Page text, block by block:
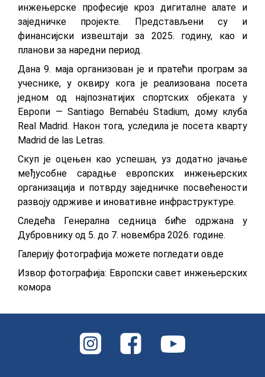
инжењерске професије кроз дигиталне алате и
заједничке пројекте. Представљени су и
финансијски извештаји за 2025. годину, као и
планови за наредни период.
Дана 9. маја организован је и пратећи програм за
учеснике, у оквиру кога је реализована посета
једном од најпознатијих спортских објеката у
Европи — Santiago Bernabéu Stadium, дому клуба
Real Madrid. Након тога, уследила је посета кварту
Madrid de las Letras.
Скуп је оцењен као успешан, уз додатно јачање
међусобне сарадње европских инжењерских
организација и потврду заједничке посвећености
развоју одрживе и иновативне инфраструктуре.
Следећа Генерална седница биће одржана у
Дубровнику од 5. до 7. новембра 2026. године.
Галерију фотографија можете погледати овде
Извор фотографија: Европски савет инжењерских
комора